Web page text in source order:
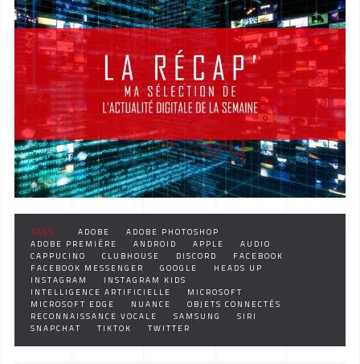
TAGS : ADOBE
ADOBE PHOTOSHOP
ADOBE PREMIÈRE
ANDROID APPLE
AUDIO
CAPPUCINO
CLUBHOUSE DISCORD
FACEBOOK
FACEBOOK MESSENGER
GOOGLE
HEADS UP
INSTAGRAM
INSTAGRAM KIDS
INTELLIGENCE ARTIFICIELLE
MICROSOFT
MICROSOFT EDGE
NUANCE
OBJETS CONNECTÉS
RECONNAISSANCE VOCALE
SAMSUNG
SIRI
SNAPCHAT
TIKTOK TWITTER